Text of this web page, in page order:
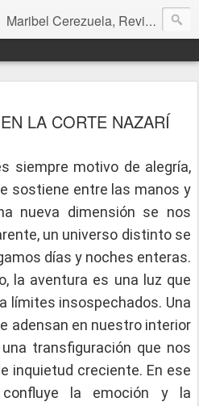
Maribel Cerezuela, Revista cultural, Diario voz, La magia de las artes. Tu voz en Internet, Cultura, Literatura, Revista, Fotografías, Audio, Entrevistas, Arte, Ajedrez, Lecturas
LA CORTE NAZARÍ
siempre motivo de alegría,
sostiene entre las manos y
nueva dimensión se nos
un universo distinto se
días y noches enteras.
la aventura es una luz que
límites insospechados. Una
adensan en nuestro interior
transfiguración que nos
inquietud creciente. En ese
la emoción y la